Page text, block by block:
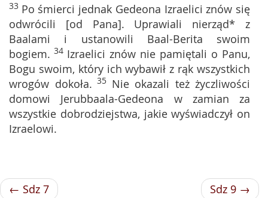
33 Po śmierci jednak Gedeona Izraelici znów się
odwrócili [od Pana]. Uprawiali nierząd* z
Baalami i ustanowili Baal-Berita swoim
bogiem. 34 Izraelici znów nie pamiętali o Panu,
Bogu swoim, który ich wybawił z rąk wszystkich
wrogów dokoła. 35 Nie okazali też życzliwości
domowi Jerubbaala-Gedeona w zamian za
wszystkie dobrodziejstwa, jakie wyświadczył on
Izraelowi.
← Sdz 7 Sdz 9 →